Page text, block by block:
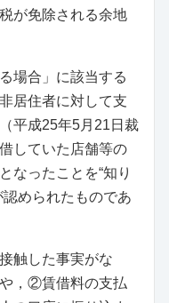
が免除される余地
場合」に該当する
居住者に対して支
平成25年5月21日裁
していた店舗等の
なったことを“知り
められたものであ
触した事実がな
，②賃借料の支払